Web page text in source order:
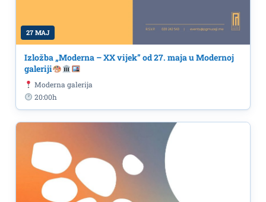
27 MAJ
Izložba „Moderna – XX vijek” od 27. maja u Modernoj
galeriji
Moderna galerija
20:00h